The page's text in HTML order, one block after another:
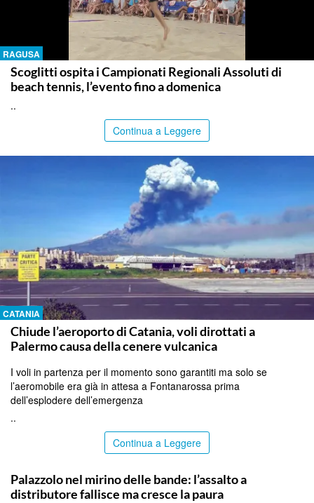
RAGUSA
Scoglitti ospita i Campionati Regionali Assoluti di
beach tennis, l’evento fino a domenica
..
Continua a Leggere
CATANIA
Chiude l’aeroporto di Catania, voli dirottati a
Palermo causa della cenere vulcanica
I voli in partenza per il momento sono garantiti ma solo se
l’aeromobile era già in attesa a Fontanarossa prima
dell’esplodere dell’emergenza
..
Continua a Leggere
Palazzolo nel mirino delle bande: l’assalto a
distributore fallisce ma cresce la paura